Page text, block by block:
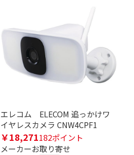
エレコム ELECOM 追っかけワ
イヤレスカメラ CNW4CPF1
￥18,271182ポイント
メーカーお取り寄せ